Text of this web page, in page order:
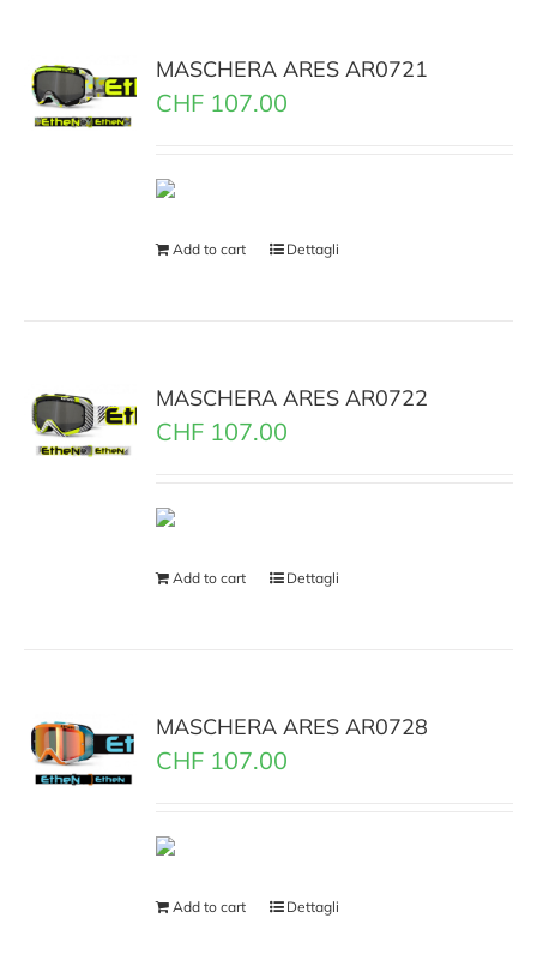
MASCHERA ARES AR0721
CHF 107.00
Add to cart Dettagli
MASCHERA ARES AR0722
CHF 107.00
Add to cart Dettagli
MASCHERA ARES AR0728
CHF 107.00
Add to cart Dettagli